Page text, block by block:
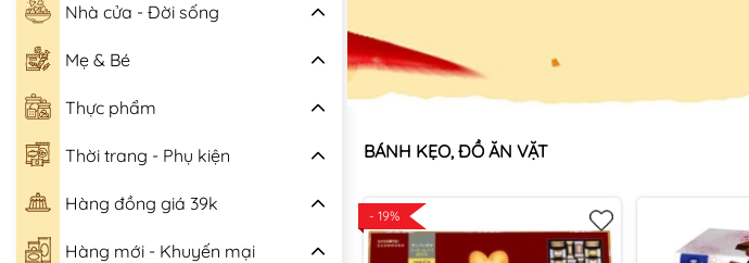
Nhà cửa - Đời sống
Mẹ & Bé
Thực phẩm
Thời trang - Phụ kiện
Hàng đồng giá 39k
Hàng mới - Khuyến mại
BÁNH KẸO, ĐỒ ĂN VẶT
- 19%